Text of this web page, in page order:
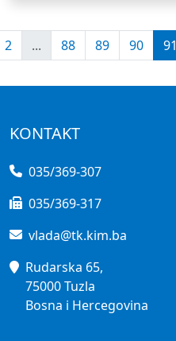
2 ... 88 89 90 91
KONTAKT
035/369-307
035/369-317
vlada@tk.kim.ba
Rudarska 65,
75000 Tuzla
Bosna i Hercegovina